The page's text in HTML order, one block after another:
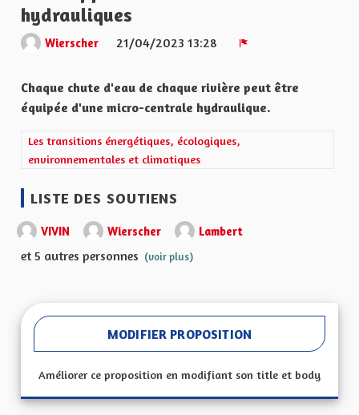
hydrauliques
Wierscher
21/04/2023 13:28
Chaque chute d'eau de chaque rivière peut être
équipée d'une micro-centrale hydraulique.
Filtrer les résultats de la catégorie : Les transitions
Les transitions énergétiques, écologiques,
environnementales et climatiques
LISTE DES SOUTIENS
VIVIN Wierscher Lambert
et 5 autres personnes (voir plus)
MODIFIER PROPOSITION
Améliorer ce proposition en modifiant son title et body